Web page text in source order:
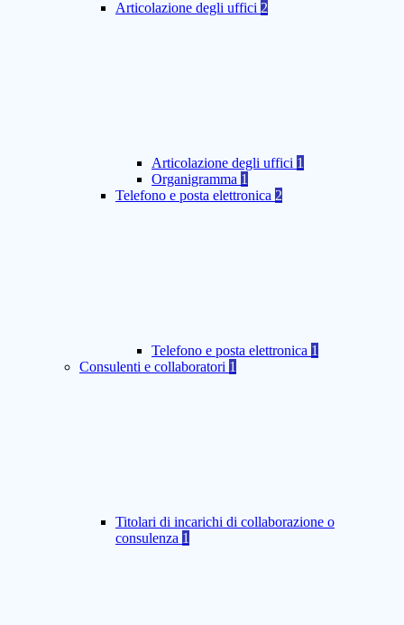
Articolazione degli uffici 2
Articolazione degli uffici 1
Organigramma 1
Telefono e posta elettronica 2
Telefono e posta elettronica 1
Consulenti e collaboratori 1
Titolari di incarichi di collaborazione o
consulenza 1